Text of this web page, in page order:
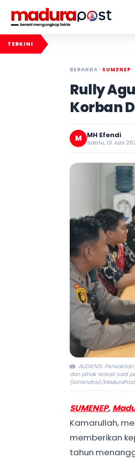
TERKINI
BERANDA SUMENEP
Rully
Korban
M MH Efendi
Sabtu, 13 Juni
AUDIENSI.
dan pihak terkait saat
(M.Hendra.E/
SUMENEP,
Kamarullah,
memberikan
tahun